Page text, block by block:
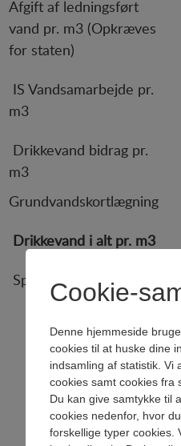
Regulativ
Takster
Regnskab
Code of Conduct
Installations ansøgning
Beredskabsplan
Persondatapolitik
Referater
For leverandører
Vandforsyning
Vandkvalitet
Vandspareråd
Forbrug og aflæsninger
Kontakt
Afgift af ledningsført
vand pr. m3 (Opkræves
for staten)
IS Vandsamarbejde pr.
m3
Drikkevand bidrag pr.
m3
Grundvandskortlægning
Drikkevand i alt pr. m3
Specificeret takstblade
Cookie-
Denne hjemmeside
cookies til at huske dine
indsamling af statistik. Vi
cookies samt cookies fra
Du kan give samtykke til
cookies nedenfor, hvor
forskellige typer cookies.